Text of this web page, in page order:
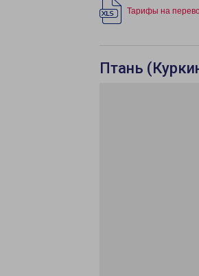
Тарифы на
Птань